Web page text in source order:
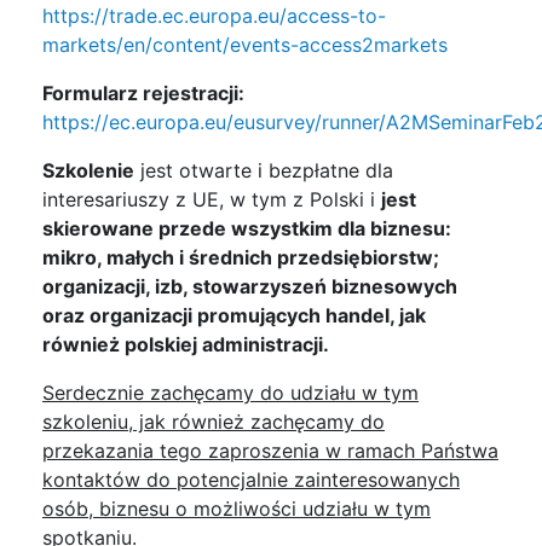
https://trade.ec.europa.eu/access-to-
markets/en/content/events-access2markets
Formularz rejestracji:
https://ec.europa.eu/eusurvey/runner/
Szkolenie jest otwarte i bezpłatne dla
interesariuszy z UE, w tym z Polski i jest
skierowane przede wszystkim dla biznesu:
mikro, małych i średnich przedsiębiorstw;
organizacji, izb, stowarzyszeń biznesowych
oraz organizacji promujących handel, jak
również polskiej administracji.
Serdecznie zachęcamy do udziału w tym
szkoleniu, jak również zachęcamy do
przekazania tego zaproszenia w ramach Państwa
kontaktów do potencjalnie zainteresowanych
osób, biznesu o możliwości udziału w tym
spotkaniu.